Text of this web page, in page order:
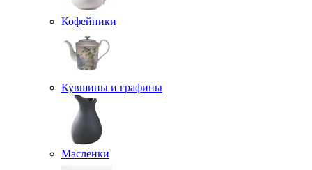
Кофейники
Кувшины и графины
Масленки